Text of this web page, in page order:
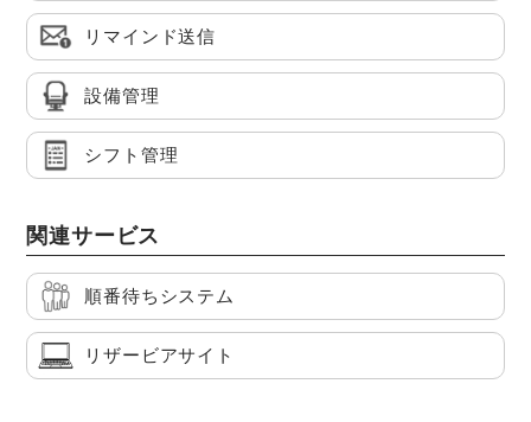
リマインド送信
設備管理
シフト管理
関連サービス
順番待ちシステム
リザービアサイト